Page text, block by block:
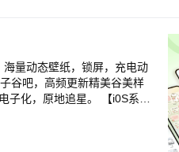
量动态壁纸，锁屏，充电动
原地追星。 【i0S系
是安卓机呢。 【实用
敲木鱼、唱片、空调......轻